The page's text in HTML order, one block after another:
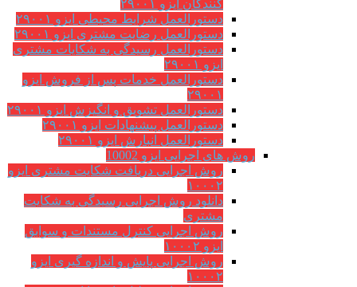
کنندگان ایزو ۲۹۰۰۱
دستورالعمل شرایط محیطی ایزو ۲۹۰۰۱
دستورالعمل رضایت مشتری ایزو ۲۹۰۰۱
دستورالعمل رسیدگی به شکایات مشتری
ایزو ۲۹۰۰۱
دستورالعمل خدمات پس از فروش ایزو
۲۹۰۰۱
دستورالعمل تشویق و انگیزش ایزو ۲۹۰۰۱
دستورالعمل پیشنهادات ایزو ۲۹۰۰۱
دستورالعمل انبارش ایزو ۲۹۰۰۱
روش های اجرایی ایزو 10002
روش اجرایی دریافت شکایت مشتری ایزو
۱۰۰۰۲
دانلود روش اجرایی رسیدگی به شکایت
مشتری
روش اجرایی کنترل مستندات و سوابق
ایزو ۱۰۰۰۲
روش اجرایی پایش و اندازه گیری ایزو
۱۰۰۰۲